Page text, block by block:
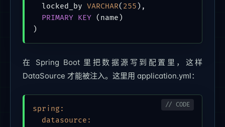
  locked_by
VARCHAR( 255 ),
PRIMARY KEY (name)
)
在 Spring Boot 里把数据源写到配置里，这样
DataSource 才能被注入。这里用 application.yml：
spring:
datasource: